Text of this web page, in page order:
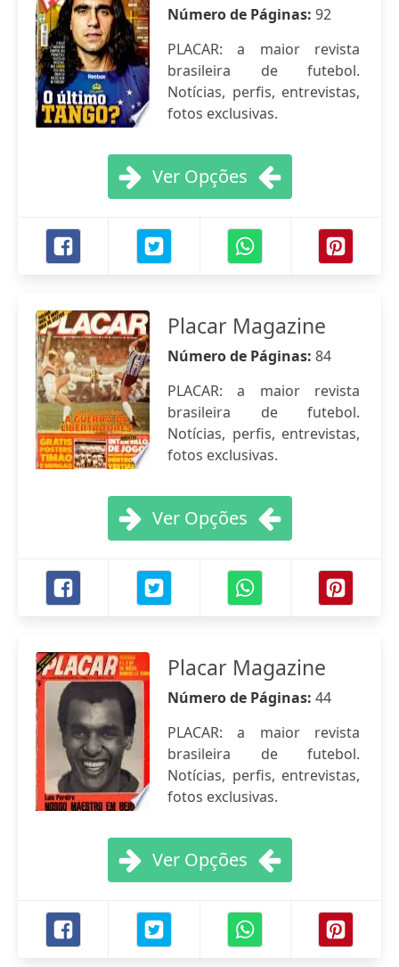
Número de Páginas: 92
PLACAR: a maior revista
brasileira de futebol.
Notícias, perfis, entrevistas,
fotos exclusivas.
Ver Opções
Placar Magazine
Número de Páginas: 84
PLACAR: a maior revista
brasileira de futebol.
Notícias, perfis, entrevistas,
fotos exclusivas.
Ver Opções
Placar Magazine
Número de Páginas: 44
PLACAR: a maior revista
brasileira de futebol.
Notícias, perfis, entrevistas,
fotos exclusivas.
Ver Opções